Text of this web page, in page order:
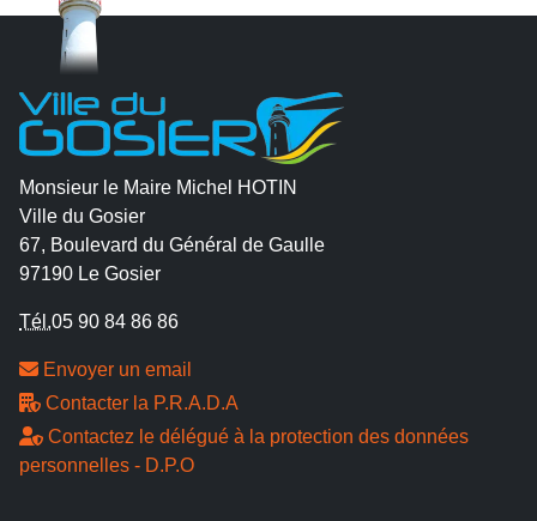
Monsieur le Maire Michel HOTIN
Ville du Gosier
67, Boulevard du Général de Gaulle
97190 Le Gosier
Tél.05 90 84 86 86
Envoyer un email
Contacter la P.R.A.D.A
Contactez le délégué à la protection des données
personnelles - D.P.O